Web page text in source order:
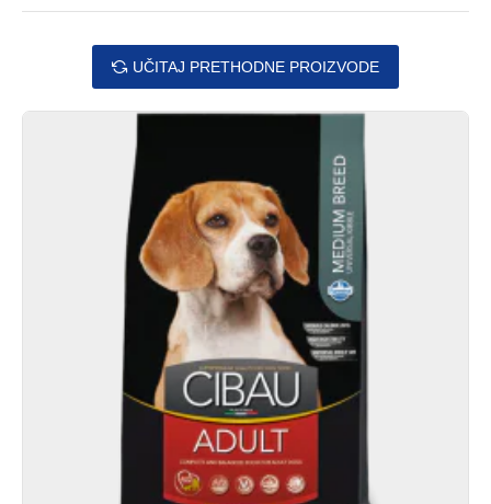
UČITAJ PRETHODNE PROIZVODE